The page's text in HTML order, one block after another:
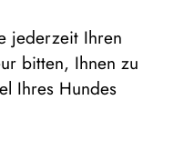
jederzeit Ihren
bitten, Ihnen zu
Ihres Hundes